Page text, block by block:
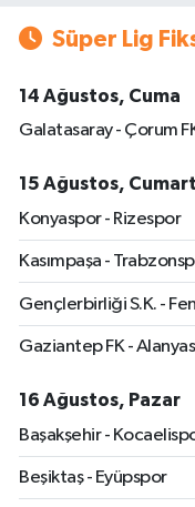
Süper Lig
14 Ağustos, Cuma
Galatasaray - Çorum
15 Ağustos,
Konyaspor - Rizespor
Kasımpaşa -
Gençlerbirliği S.K. -
Gaziantep FK -
16 Ağustos, Pazar
Başakşehir -
Beşiktaş - Eyüpspor